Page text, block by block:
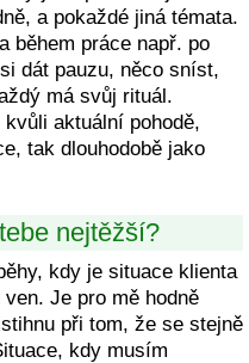
a pokaždé jiná témata.
během práce např. po
dát pauzu, něco sníst,
má svůj rituál.
aktuální pohodě,
tak dlouhodobě jako
nejtěžší?
kdy je situace klienta
Je pro mě hodně
při tom, že se stejně
kdy musím